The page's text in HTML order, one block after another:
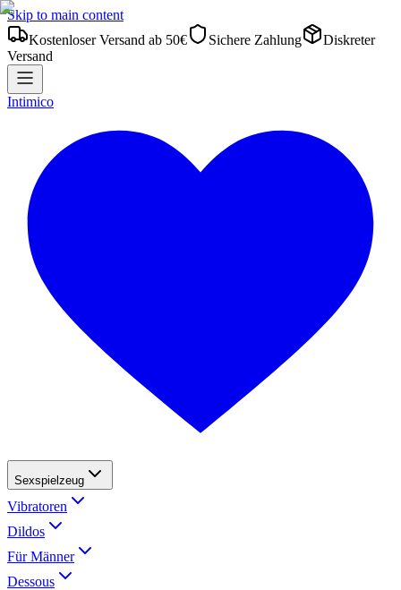
Skip to main content
Kostenloser Versand ab 50€
Sichere Zahlung
Diskreter
Versand
Intimico
Sexspielzeug
Vibratoren
Dildos
Für Männer
Dessous